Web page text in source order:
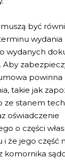
być
wydania
wydanych
Aby
powinna
takie jak
ze stanem
oświadczenie
o części
że jego część
komornika